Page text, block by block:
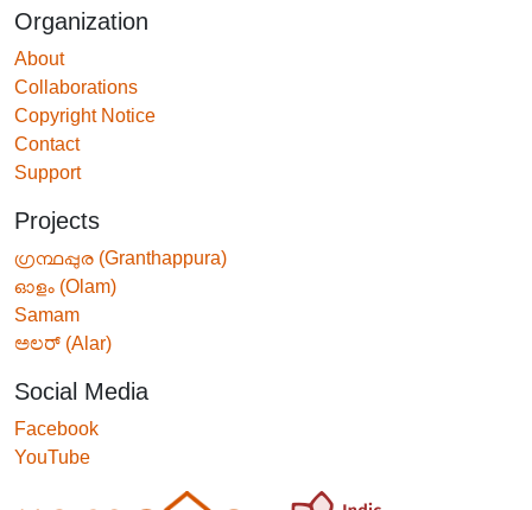
Organization
About
Collaborations
Copyright Notice
Contact
Support
Projects
ഗ്രന്ഥപ്പുര (Granthappura)
ഓളം (Olam)
Samam
ಅಲರ್ (Alar)
Social Media
Facebook
YouTube